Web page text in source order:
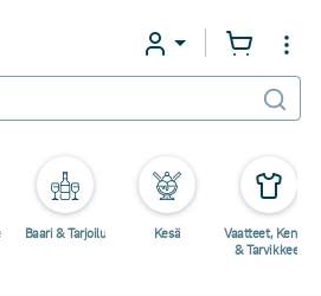
Baari & Tarjoilu Kesä
Vaatteet, Kengät
& Tarvikkeet